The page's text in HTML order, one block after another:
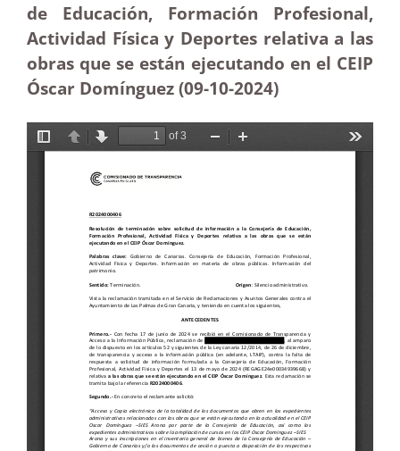
de Educación, Formación Profesional,
Actividad Física y Deportes relativa a las
obras que se están ejecutando en el CEIP
Óscar Domínguez (09-10-2024)